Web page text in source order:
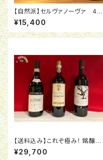
【自然派】セルヴァノーヴァ 4本
飲み比べフルセット
¥15,400
【送料込み】これぞ極み！ 銘醸地
赤ワイン3本セット〈SE03003〉
¥29,700